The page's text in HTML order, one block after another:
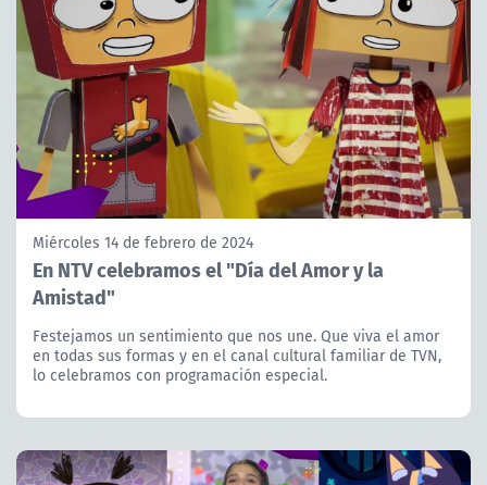
Miércoles 14 de febrero de 2024
En NTV celebramos el "Día del Amor y la
Amistad"
Festejamos un sentimiento que nos une. Que viva el amor
en todas sus formas y en el canal cultural familiar de TVN,
lo celebramos con programación especial.